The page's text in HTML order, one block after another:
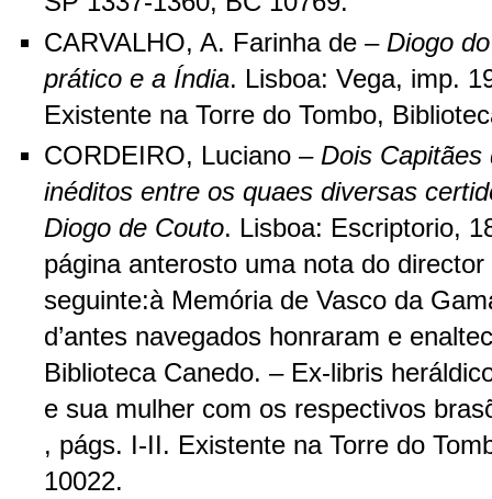
CARVALHO, A. Farinha de – Diogo
prático e a Índia. Lisboa: Vega, imp.
Existente na Torre do Tombo,
CORDEIRO, Luciano – Dois
inéditos entre os quaes diversas
Diogo de Couto. Lisboa: Escriptorio,
página anterosto uma nota do
seguinte:à Memória de Vasco da
d’antes navegados honraram e
Biblioteca Canedo. – Ex-libris
e sua mulher com os respectivos
, págs. I-II. Existente na Torre do
10022.